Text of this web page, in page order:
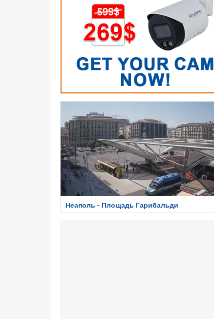
Неаполь - Площадь Гарибальди